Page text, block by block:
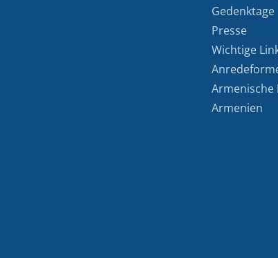
Gedenktage
Presse
Wichtige
Armenische
Armenien